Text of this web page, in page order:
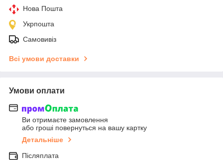
Нова Пошта
Укрпошта
Самовивіз
Всі умови доставки
Умови оплати
Ви отримаєте замовлення
або гроші повернуться на вашу картку
Детальніше
Післяплата